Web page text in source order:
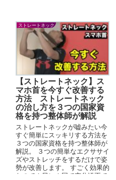
ストレートネック
【ストレートネック】ス
マホ首を今すぐ改善する
方法 ストレートネック
の治し方を３つの国家資
格を持つ整体師が解説
ストレートネックが嘘みたい今
すぐ簡単にスッキリする方法を
３つの国家資格を持つ整体師が
解説。 ３つの簡単なエクササイ
ズやストレッチをするだけで姿
勢が改善します。 すごく効果的
なので１日に１回で充分矯正で